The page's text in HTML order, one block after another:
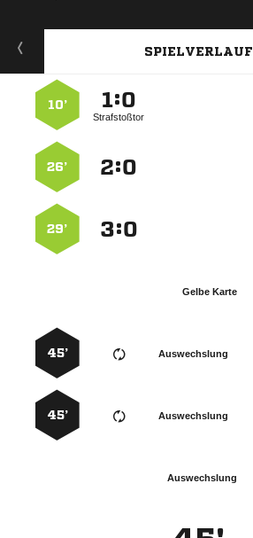
SPIELVERLAUF
:
Strafstoßtor
10’
:
26’
:
29’
Gelbe Karte
Auswechslung
45’
Auswechslung
45’
Auswechslung